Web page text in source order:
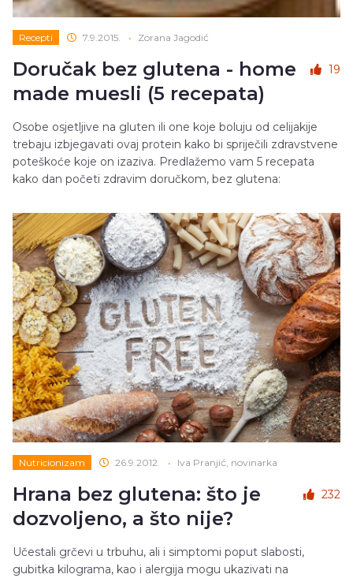
Recepti 7.9.2015. • Zorana Jagodić
Doručak bez glutena - home
made muesli (5 recepata)
19
Osobe osjetljive na gluten ili one koje boluju od celijakije
trebaju izbjegavati ovaj protein kako bi spriječili zdravstvene
poteškoće koje on izaziva. Predlažemo vam 5 recepata
kako dan početi zdravim doručkom, bez glutena:
Nutricionizam 26.9.2012. • Iva Pranjić, novinarka
Hrana bez glutena: što je
dozvoljeno, a što nije?
232
Učestali grčevi u trbuhu, ali i simptomi poput slabosti,
gubitka kilograma, kao i alergija mogu ukazivati na